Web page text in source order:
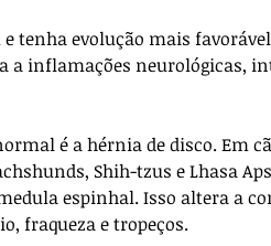
tenha evolução mais
a inflamações neurológicas,
é a hérnia de disco. Em
Shih-tzus e Lhasa
espinhal. Isso altera a
fraqueza e tropeços.